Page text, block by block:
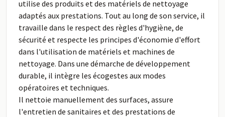
utilise des produits et des matériels de nettoyage
adaptés aux prestations. Tout au long de son service, il
travaille dans le respect des règles d'hygiène, de
sécurité et respecte les principes d'économie d'effort
dans l'utilisation de matériels et machines de
nettoyage. Dans une démarche de développement
durable, il intègre les écogestes aux modes
opératoires et techniques.
Il nettoie manuellement des surfaces, assure
l'entretien de sanitaires et des prestations de